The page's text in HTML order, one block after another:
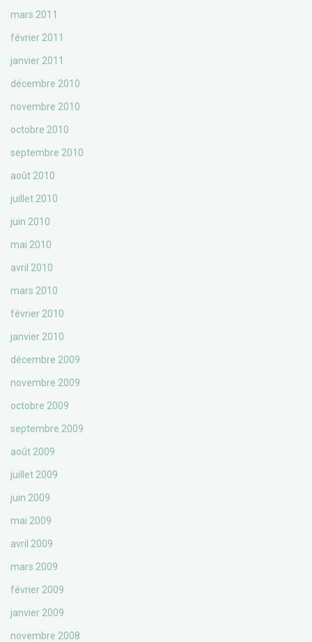
mars 2011
février 2011
janvier 2011
décembre 2010
novembre 2010
octobre 2010
septembre 2010
août 2010
juillet 2010
juin 2010
mai 2010
avril 2010
mars 2010
février 2010
janvier 2010
décembre 2009
novembre 2009
octobre 2009
septembre 2009
août 2009
juillet 2009
juin 2009
mai 2009
avril 2009
mars 2009
février 2009
janvier 2009
novembre 2008